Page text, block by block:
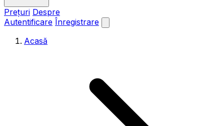
Prețuri Despre
Autentificare Înregistrare
Acasă